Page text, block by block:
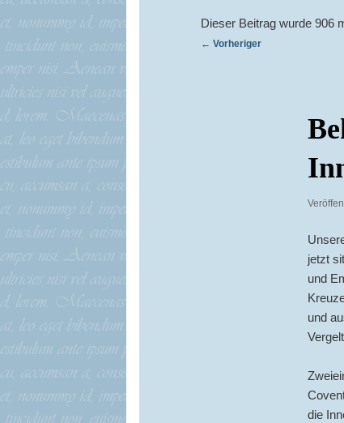
Dieser Beitrag wurde 906
Beitragsnavigation
← Vorheriger
jetzt
und
und
die